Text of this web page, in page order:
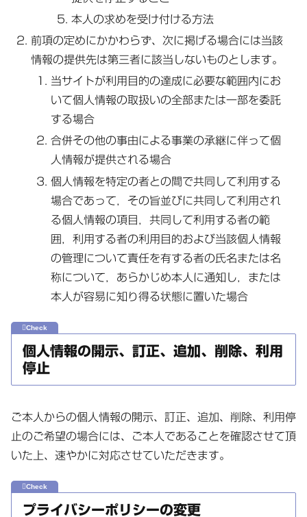
本人の求めを受け付ける方法
前項の定めにかかわらず、次に掲げる場合には当該
情報の提供先は第三者に該当しないものとします。
当サイトが利用目的の達成に必要な範囲内にお
いて個人情報の取扱いの全部または一部を委託
する場合
合併その他の事由による事業の承継に伴って個
人情報が提供される場合
個人情報を特定の者との間で共同して利用する
場合であって，その旨並びに共同して利用され
る個人情報の項目，共同して利用する者の範
囲，利用する者の利用目的および当該個人情報
の管理について責任を有する者の氏名または名
称について，あらかじめ本人に通知し，または
本人が容易に知り得る状態に置いた場合
個人情報の開示、訂正、追加、削除、利用
停止
ご本人からの個人情報の開示、訂正、追加、削除、利用停
止のご希望の場合には、ご本人であることを確認させて頂
いた上、速やかに対応させていただきます。
プライバシーポリシーの変更